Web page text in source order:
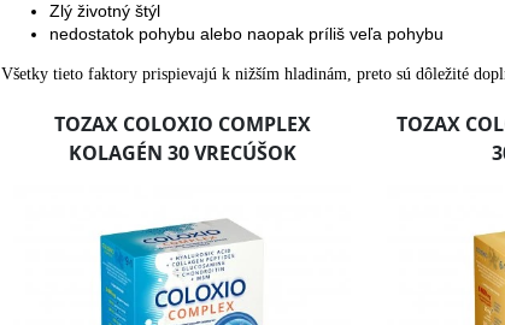
Zlý životný štýl
nedostatok pohybu alebo naopak príliš veľa pohybu
Všetky tieto faktory prispievajú k nižším hladinám, preto sú dôležité